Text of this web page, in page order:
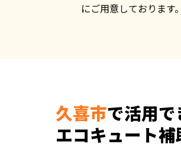
にご用意しております。
久喜市で活用で
エコキュート補